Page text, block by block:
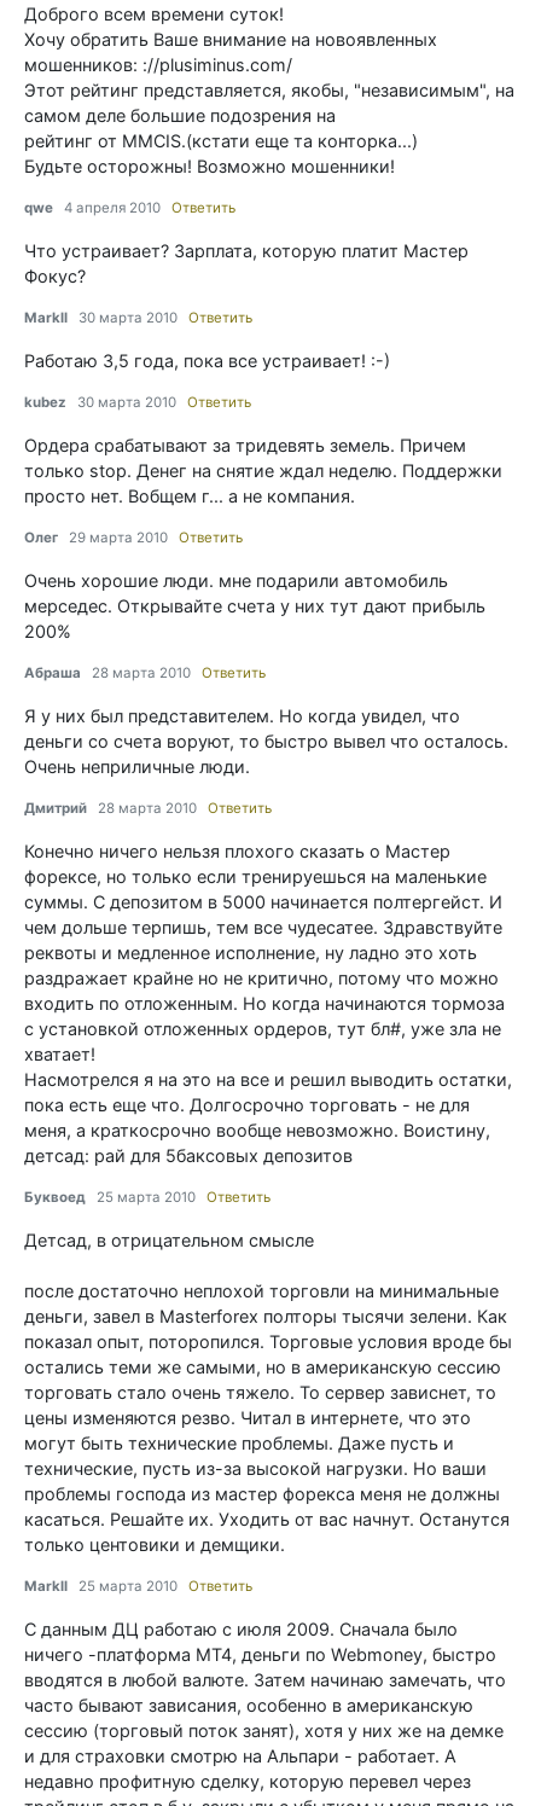
Доброго всем времени суток!
Хочу обратить Ваше внимание на новоявленных
мошенников: ://plusiminus.com/
Этот рейтинг представляется, якобы, "независимым", на
самом деле большие подозрения на
рейтинг от MMCIS.(кстати еще та конторка...)
Будьте осторожны! Возможно мошенники!
qwe 4 апреля 2010 Ответить
Что устраивает? Зарплата, которую платит Мастер
Фокус?
Markll 30 марта 2010 Ответить
Работаю 3,5 года, пока все устраивает! :-)
kubez 30 марта 2010 Ответить
Ордера срабатывают за тридевять земель. Причем
только stop. Денег на снятие ждал неделю. Поддержки
просто нет. Вобщем г... а не компания.
Олег 29 марта 2010 Ответить
Очень хорошие люди. мне подарили автомобиль
мерседес. Открывайте счета у них тут дают прибыль
200%
Абраша 28 марта 2010 Ответить
Я у них был представителем. Но когда увидел, что
деньги со счета воруют, то быстро вывел что осталось.
Очень неприличные люди.
Дмитрий 28 марта 2010 Ответить
Конечно ничего нельзя плохого сказать о Мастер
форексе, но только если тренируешься на маленькие
суммы. С депозитом в 5000 начинается полтергейст. И
чем дольше терпишь, тем все чудесатее. Здравствуйте
реквоты и медленное исполнение, ну ладно это хоть
раздражает крайне но не критично, потому что можно
входить по отложенным. Но когда начинаются тормоза
с установкой отложенных ордеров, тут бл#, уже зла не
хватает!
Насмотрелся я на это на все и решил выводить остатки,
пока есть еще что. Долгосрочно торговать - не для
меня, а краткосрочно вообще невозможно. Воистину,
детсад: рай для 5баксовых депозитов
Буквоед 25 марта 2010 Ответить
Детсад, в отрицательном смысле
после достаточно неплохой торговли на минимальные
деньги, завел в Masterforex полторы тысячи зелени. Как
показал опыт, поторопился. Торговые условия вроде бы
остались теми же самыми, но в американскую сессию
торговать стало очень тяжело. То сервер зависнет, то
цены изменяются резво. Читал в интернете, что это
могут быть технические проблемы. Даже пусть и
технические, пусть из-за высокой нагрузки. Но ваши
проблемы господа из мастер форекса меня не должны
касаться. Решайте их. Уходить от вас начнут. Останутся
только центовики и демщики.
Markll 25 марта 2010 Ответить
C данным ДЦ работаю с июля 2009. Сначала было
ничего -платформа MT4, деньги по Webmoney, быстро
вводятся в любой валюте. Затем начинаю замечать, что
часто бывают зависания, особенно в американскую
сессию (торговый поток занят), хотя у них же на демке
и для страховки смотрю на Альпари - работает. А
недавно профитную сделку, которую перевел через